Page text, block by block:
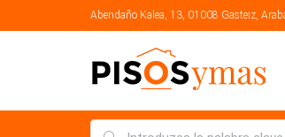
Abendaño Kalea, 13, 01008 Gasteiz,